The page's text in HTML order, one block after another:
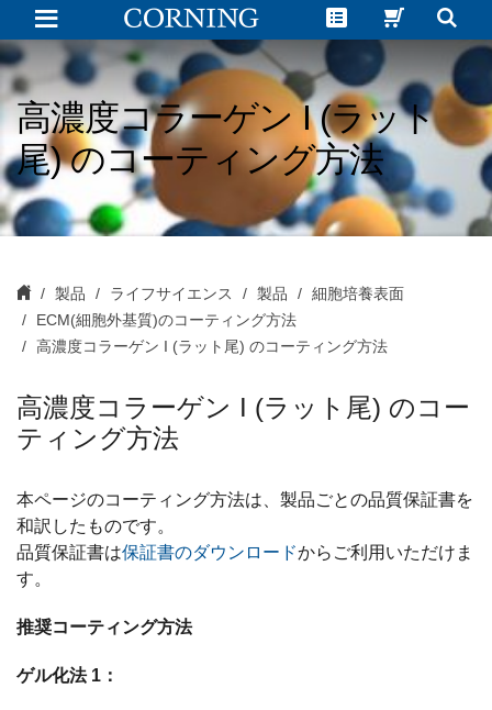
度
コ
ラ
ー
(ラ
ッ
ト
尾)
の
テ
Corning
高濃度コラーゲン I (ラット
尾) のコーティング方法
製品 ライフサイエンス 製品
細胞培養表面
ECM(細胞外基質)のコーティング方法
高濃度コラーゲン I (ラット尾) のコーティング方法
高濃度コラーゲン I (ラット尾) のコー
ティング方法
本ページのコーティング方法は、製品ごとの品質保証書を
和訳したものです。
品質保証書は保証書のダウンロードからご利用いただけま
す。
推奨コーティング方法
ゲル化法 1：